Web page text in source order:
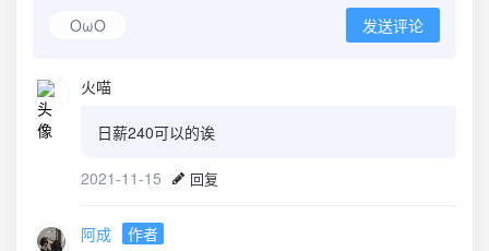
OωO 发送评论
火喵
日薪240可以的诶
2021-11-15 回复
阿成 作者